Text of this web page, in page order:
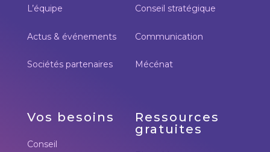
L’équipe
Actus & événements
Sociétés partenaires
Conseil stratégique
Communication
Mécénat
Vos besoins
Conseil
Ressources
gratuites